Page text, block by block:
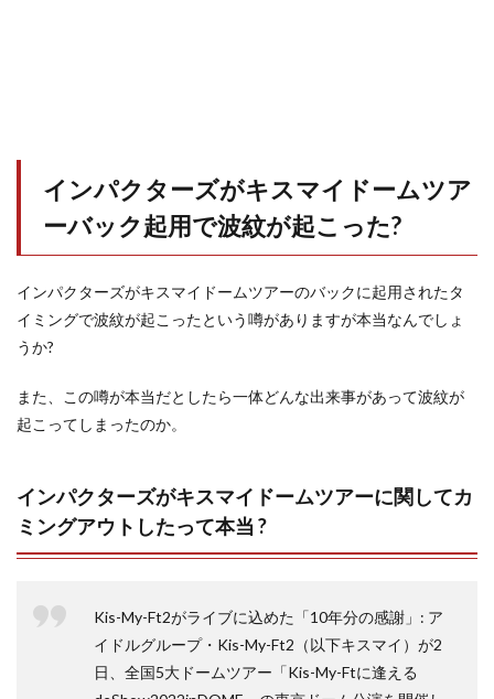
インパクターズがキスマイドームツア
ーバック起用で波紋が起こった?
インパクターズがキスマイドームツアーのバックに起用されたタ
イミングで波紋が起こったという噂がありますが本当なんでしょ
うか?
また、この噂が本当だとしたら一体どんな出来事があって波紋が
起こってしまったのか。
インパクターズがキスマイドームツアーに関してカ
ミングアウトしたって本当 ?
Kis-My-Ft2がライブに込めた「10年分の感謝」: ア
イドルグループ・Kis-My-Ft2（以下キスマイ）が2
日、全国5大ドームツアー「Kis-My-Ftに逢える